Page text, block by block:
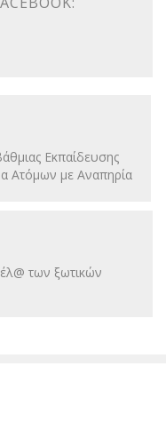
Εκπαίδευσης
Ατόμων με Αναπηρία
των ξωτικών